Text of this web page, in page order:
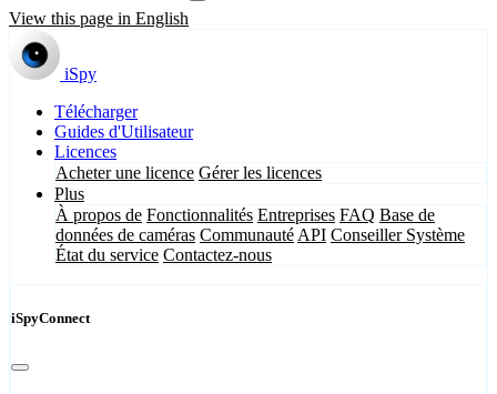
View this page in English
iSpy
Télécharger
Guides d'Utilisateur
Licences
Acheter une licence Gérer les licences
Plus
À propos de Fonctionnalités Entreprises FAQ Base de
données de caméras Communauté API Conseiller Système
État du service Contactez-nous
iSpyConnect